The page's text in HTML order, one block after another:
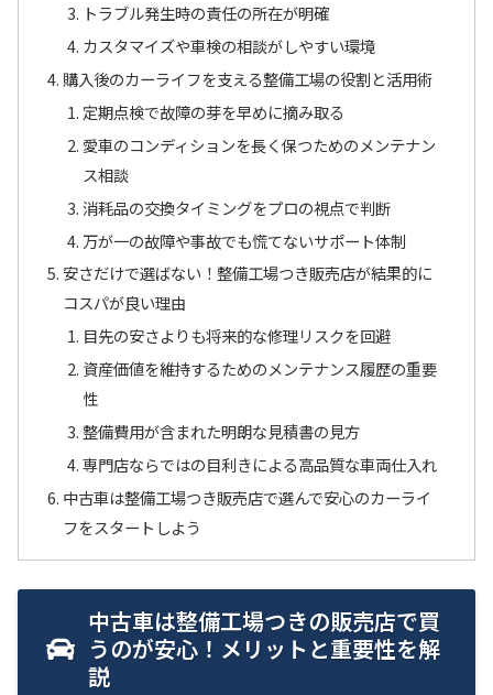
トラブル発生時の責任の所在が明確
カスタマイズや車検の相談がしやすい環境
購入後のカーライフを支える整備工場の役割と活用術
定期点検で故障の芽を早めに摘み取る
愛車のコンディションを長く保つためのメンテナン
ス相談
消耗品の交換タイミングをプロの視点で判断
万が一の故障や事故でも慌てないサポート体制
安さだけで選ばない！整備工場つき販売店が結果的に
コスパが良い理由
目先の安さよりも将来的な修理リスクを回避
資産価値を維持するためのメンテナンス履歴の重要
性
整備費用が含まれた明朗な見積書の見方
専門店ならではの目利きによる高品質な車両仕入れ
中古車は整備工場つき販売店で選んで安心のカーライ
フをスタートしよう
中古車は整備工場つきの販売店で買
うのが安心！メリットと重要性を解
説